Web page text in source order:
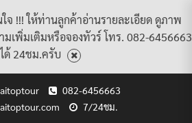
จ !!! ให้ท่านลูกค้าอ่านรายละเอียด ดูภาพ
เพิ่มเติมหรือจองทัวร์ โทร. 082-6456663
ได้ 24ชม.ครับ
082-6456663
7/24ชม.